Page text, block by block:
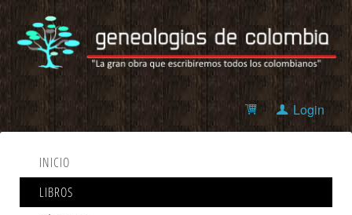
Login
INICIO
LIBROS